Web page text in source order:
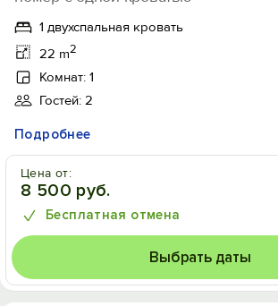
1 двухспальная кровать
22 m2
Комнат: 1
Гостей: 2
Подробнее
Цена от:
8 500 руб.
Бесплатная отмена
Выбрать даты